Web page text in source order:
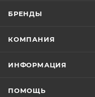
БРЕНДЫ
КОМПАНИЯ
ИНФОРМАЦИЯ
ПОМОЩЬ